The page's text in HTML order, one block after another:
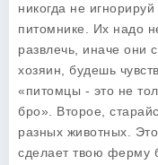
никогда не
питомнике. Их надо
развлечь, иначе они
хозяин, будешь
«питомцы - это не
бро». Второе,
разных животных.
сделает твою ферму